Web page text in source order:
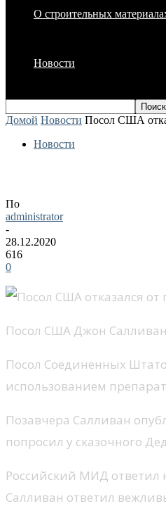
О строительных
Новости
Домой Новости Посол США
Новости
По
administrator
-
28.12.2020
616
0
Посол США Джон
Посол Соединенных
использованием
Позавчера Салливан
попросил у сказочного
Российский МИД ответил
Салливан ответил